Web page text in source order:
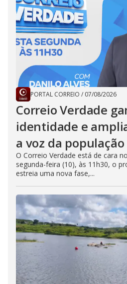
PORTAL CORREIO / 07/08/2026
Correio Verdade
identidade e
a voz da população
O Correio Verdade está de cara
segunda-feira (10), às 11h30, o
estreia uma nova fase,...